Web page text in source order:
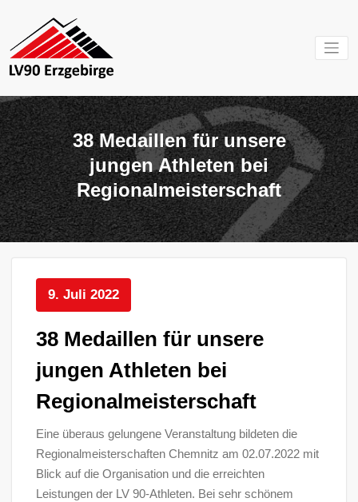
springen
e.V.
Mein Verein im
38 Medaillen für unsere
jungen Athleten bei
Regionalmeisterschaft
9. Juli 2022
38 Medaillen für unsere
jungen Athleten bei
Regionalmeisterschaft
Eine überaus gelungene Veranstaltung bildeten die
Regionalmeisterschaften Chemnitz am 02.07.2022 mit
Blick auf die Organisation und die erreichten
Leistungen der LV 90-Athleten. Bei sehr schönem